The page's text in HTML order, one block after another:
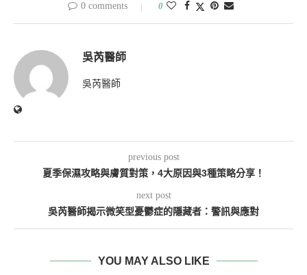
0 comments 0
吳芮醫師
吳芮醫師
previous post
夏季保濕攻略與膚質對策，4大原因與3種策略分享！
next post
吳芮醫師揭示微笑型憂鬱症的隱藏者：警訊與應對
YOU MAY ALSO LIKE